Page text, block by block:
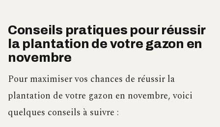
Conseils pratiques pour réussir
la plantation de votre gazon en
novembre
Pour maximiser vos chances de réussir la
plantation de votre gazon en novembre, voici
quelques conseils à suivre :